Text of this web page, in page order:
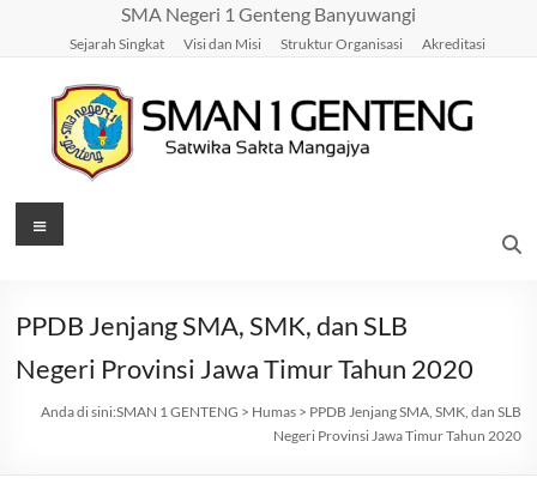
SMA Negeri 1 Genteng Banyuwangi
Sejarah Singkat Visi dan Misi Struktur Organisasi Akreditasi
SMAN
GENTENG
Sakta
Mangajya
Menu
PPDB Jenjang SMA, SMK, dan SLB
Negeri Provinsi Jawa Timur Tahun 2020
Anda di sini:SMAN 1 GENTENG > Humas> PPDB Jenjang SMA, SMK, dan SLB
Negeri Provinsi Jawa Timur Tahun 2020